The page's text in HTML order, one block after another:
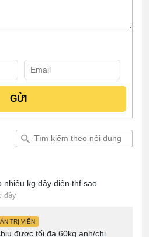
nhiêu kg.dây điện thf sao
đây
TRỊ VIÊN
được tối đa 60kg anh/chị